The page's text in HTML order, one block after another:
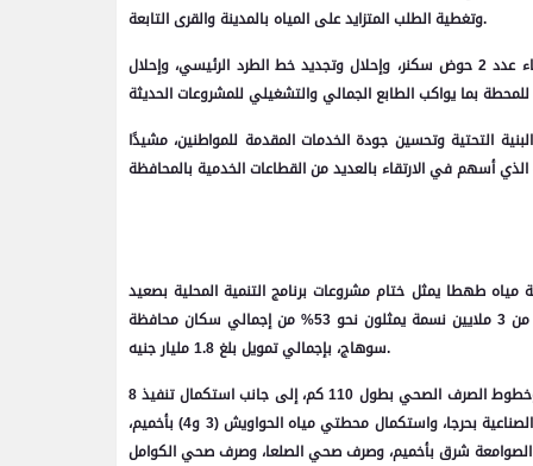
وتغطية الطلب المتزايد على المياه بالمدينة والقرى التابعة.
وشملت مكونات المشروع إنشاء عدد 6 مرشحات جديدة، وعدد 8 أحواض تجفيف، وإنشاء عدد 2 حوض سكنر، وإحلال وتجديد خط الطرد الرئيسي، وإحلال
التحتية وتحسين جودة الخدمات المقدمة للمواطنين، مشيدًا
طهطا يمثل ختام مشروعات برنامج التنمية المحلية بصعيد
مصر والمقرر نهو أعماله بنهاية أكتوبر الجاري، مشيرًا إلى أن البرنامج استفاد منه أكثر من 3 ملايين نسمة يمثلون نحو 53% من إجمالي سكان محافظة
سوهاج، بإجمالي تمويل بلغ 1.8 مليار جنيه.
وأضاف أن المشروعات المنفذة تضمنت مد وتدعيم خطوط مياه الشرب بطول 840 كم، وخطوط الصرف الصحي بطول 110 كم، إلى جانب استكمال تنفيذ 8
مشروعات صرف صحي متوقفة، فضلًا عن تنفيذ محطة مياه سعد أبو السعود بالمنطقة الصناعية بحرجا، واستكمال محطتي مياه الحواويش (3 و4) بأخميم،
شرق بأخميم، وصرف صحي الصلعا، وصرف صحي الكوامل